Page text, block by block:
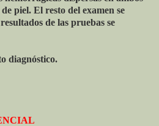
piel. El resto del examen se
de las pruebas se
diagnóstico.